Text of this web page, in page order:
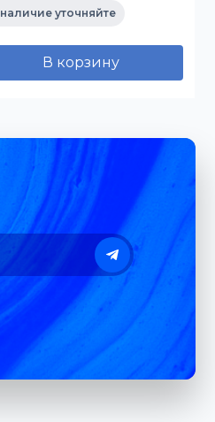
наличие уточняйте
В корзину